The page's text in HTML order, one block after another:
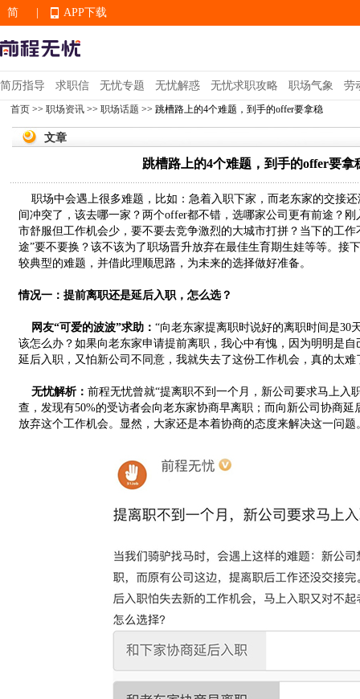
简
EN
APP下载
APP下载
简历指导 求职信 无忧专题 无忧解惑 无忧求职攻略 职场气象 劳
首页 >> 职场资讯 >> 职场话题 >> 跳槽路上的4个难题，到手的offer要拿稳
文章
跳槽路上的4个难题，到手的offer要拿
职场中会遇上很多难题，比如：急着入职下家，而老东家的交接
间冲突了，该去哪一家？两个offer都不错，选哪家公司更有前途？
市舒服但工作机会少，要不要去竞争激烈的大城市打拼？当下的工
途”要不要换？该不该为了职场晋升放弃在最佳生育期生娃等等。接
较典型的难题，并借此理顺思路，为未来的选择做好准备。
情况一：提前离职还是延后入职，怎么选？
网友“可爱的波波”求助： “向老东家提离职时说好的离职时间是30
该怎么办？如果向老东家申请提前离职，我心中有愧，因为明明是
延后入职，又怕新公司不同意，我就失去了这份工作机会，真的太难
无忧解析： 前程无忧曾就“提离职不到一个月，新公司要求马上入
查，发现有50%的受访者会向老东家协商早离职；而向新公司协商延
放弃这个工作机会。显然，大家还是本着协商的态度来解决这一问题